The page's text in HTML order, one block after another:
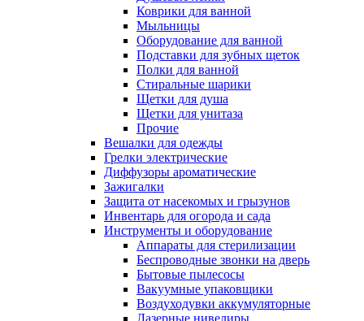
Коврики для ванной
Мыльницы
Оборудование для ванной
Подставки для зубных щеток
Полки для ванной
Стиральные шарики
Щетки для душа
Щетки для унитаза
Прочие
Вешалки для одежды
Грелки электрические
Диффузоры ароматические
Зажигалки
Защита от насекомых и грызунов
Инвентарь для огорода и сада
Инструменты и оборудование
Аппараты для стерилизации
Беспроводные звонки на дверь
Бытовые пылесосы
Вакуумные упаковщики
Воздуходувки аккумуляторные
Лазерные нивелиры